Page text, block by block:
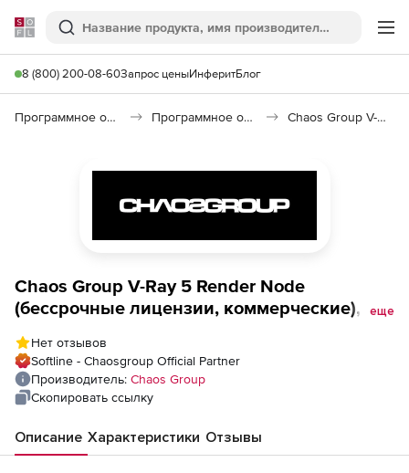
Softline
Поиск
8 (800) 200-08-60Запрос ценыИнферитБлог
Программное обеспечение для графики и дизайна Программное обеспечение для 3D графики Chaos Group V-Ray Render Node
Chaos Group V-Ray 5 Render Node
(бессрочные лицензии, коммерческие), 5-еще
Нет отзывов
Softline - Chaosgroup Official Partner
Производитель: Chaos Group
Скопировать ссылку
Описание Характеристики Отзывы